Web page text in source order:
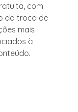
com
da troca de
mais
à